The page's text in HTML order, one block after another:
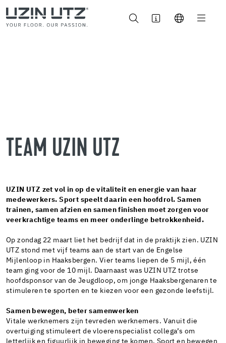
TEAM UZIN UTZ
UZIN UTZ zet vol in op de vitaliteit en energie van haar
medewerkers. Sport speelt daarin een hoofdrol. Samen
trainen, samen afzien en samen finishen moet zorgen voor
veerkrachtige teams en meer onderlinge betrokkenheid.
Op zondag 22 maart liet het bedrijf dat in de praktijk zien. UZIN
UTZ stond met vijf teams aan de start van de Engelse
Mijlenloop in Haaksbergen. Vier teams liepen de 5 mijl, één
team ging voor de 10 mijl. Daarnaast was UZIN UTZ trotse
hoofdsponsor van de Jeugdloop, om jonge Haaksbergenaren te
stimuleren te sporten en te kiezen voor een gezonde leefstijl.
Samen bewegen, beter samenwerken
Vitale werknemers zijn tevreden werknemers. Vanuit die
overtuiging stimuleert de vloerenspecialist collega’s om